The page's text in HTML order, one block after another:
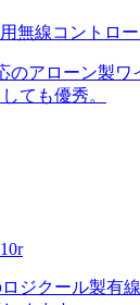
無線コントロ
のアローン製ワ
ても優秀。
ジクール製有